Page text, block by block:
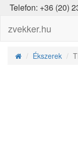
Telefon: +36 (20)
zvekker.hu
Ékszerek